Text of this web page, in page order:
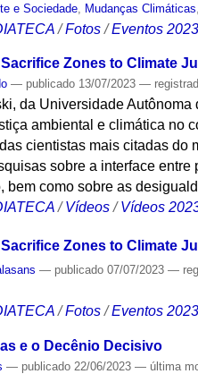
e Sociedade Mudanças Climáticas
/Fotos /Eventos 2023
Zones to Climate
— publicado 13/07/2023—
da Universidade
ambiental e climática no
cientistas mais citadas do
sobre a interface
bem como sobre as
/Vídeos /Vídeos
Zones to Climate
— publicado 07/07/2023—
/Fotos /Eventos 2023
e o Decênio Decisivo
— publicado 22/06/2023— última